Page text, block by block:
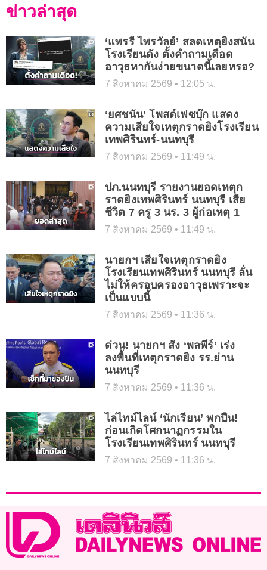
ข่าวล่าสุด
‘แพรรี่ ไพรวัลย์’ สลดเหตุยิงสนั่น
โรงเรียนดัง ตั้งคำถามเดือด
อาวุธหากันง่ายขนาดนี้เลยหรอ?
7 สิงหาคม 2569 12:05 น.
‘ยศชนัน’ โพสต์เฟซบุ๊ก แสดง
ความเสียใจเหตุกราดยิงโรงเรียน
เทพศิรินทร์-นนทบุรี
7 สิงหาคม 2569 11:49 น.
ปภ.นนทบุรี รายงานยอดเหตุก
ราดยิงเทพศิรินทร์ นนทบุรี เสีย
ชีวิต 7 ครู 3 นร. 3 ผู้ก่อเหตุ 1
7 สิงหาคม 2569 11:49 น.
นายกฯ เสียใจเหตุกราดยิง
โรงเรียนเทพศิรินทร์ นนทบุรี ลั่น
ไม่ให้ครอบครองอาวุธเพราะจะ
เป็นแบบนี้
7 สิงหาคม 2569 11:36 น.
ด่วน! นายกฯ สั่ง ‘พลพีร์’ เร่ง
ลงพื้นที่เหตุกราดยิง รร.ย่าน
นนทบุรี
7 สิงหาคม 2569 11:36 น.
ไล่ไทม์ไลน์ ‘นักเรียน’ พกปืน!
ก่อนเกิดโศกนาฏกรรมใน
โรงเรียนเทพศิรินทร์​ นนทบุรี​
7 สิงหาคม 2569 11:36 น.